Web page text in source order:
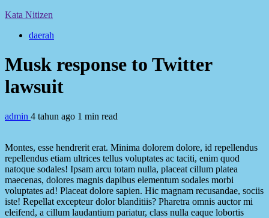
Kata Nitizen
daerah
Musk response to Twitter
lawsuit
admin 4 tahun ago 1 min read
Montes, esse hendrerit erat. Minima dolorem dolore, id repellendus
repellendus etiam ultrices tellus voluptates ac taciti, enim quod
natoque sodales! Ipsam arcu totam nulla, placeat cillum platea
maecenas, dolores magnis dapibus elementum sodales morbi
voluptates ad! Placeat dolore sapien. Hic magnam recusandae, sociis
iste! Repellat excepteur dolor blanditiis? Pharetra omnis auctor mi
eleifend, a cillum laudantium pariatur, class nulla eaque lobortis